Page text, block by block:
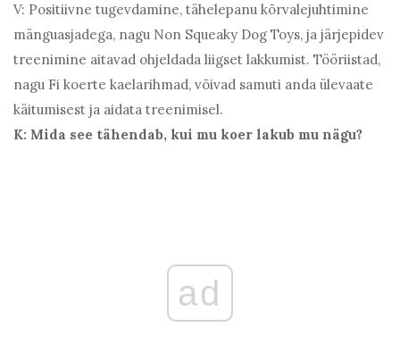
V: Positiivne tugevdamine, tähelepanu kõrvalejuhtimine
mänguasjadega, nagu Non Squeaky Dog Toys, ja järjepidev
treenimine aitavad ohjeldada liigset lakkumist. Tööriistad,
nagu Fi koerte kaelarihmad, võivad samuti anda ülevaate
käitumisest ja aidata treenimisel.
K: Mida see tähendab, kui mu koer lakub mu nägu?
ad